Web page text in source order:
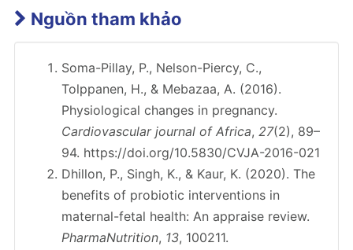
Nguồn tham khảo
Soma-Pillay, P., Nelson-Piercy, C.,
Tolppanen, H., & Mebazaa, A. (2016).
Physiological changes in pregnancy.
Cardiovascular journal of Africa, 27(2), 89–
94. https://doi.org/10.5830/CVJA-2016-021
Dhillon, P., Singh, K., & Kaur, K. (2020). The
benefits of probiotic interventions in
maternal-fetal health: An appraise review.
PharmaNutrition, 13, 100211.